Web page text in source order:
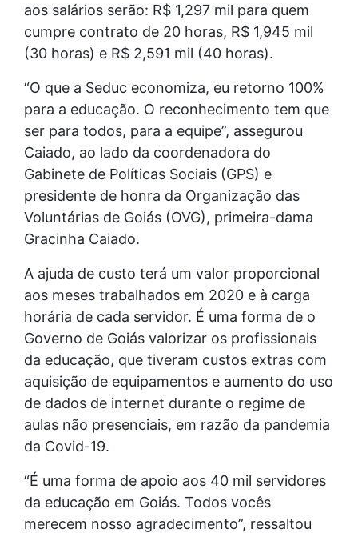
aos salários serão: R$ 1,297 mil para quem
cumpre contrato de 20 horas, R$ 1,945 mil
(30 horas) e R$ 2,591 mil (40 horas).
“O que a Seduc economiza, eu retorno 100%
para a educação. O reconhecimento tem que
ser para todos, para a equipe”, assegurou
Caiado, ao lado da coordenadora do
Gabinete de Políticas Sociais (GPS) e
presidente de honra da Organização das
Voluntárias de Goiás (OVG), primeira-dama
Gracinha Caiado.
A ajuda de custo terá um valor proporcional
aos meses trabalhados em 2020 e à carga
horária de cada servidor. É uma forma de o
Governo de Goiás valorizar os profissionais
da educação, que tiveram custos extras com
aquisição de equipamentos e aumento do uso
de dados de internet durante o regime de
aulas não presenciais, em razão da pandemia
da Covid-19.
“É uma forma de apoio aos 40 mil servidores
da educação em Goiás. Todos vocês
merecem nosso agradecimento”, ressaltou